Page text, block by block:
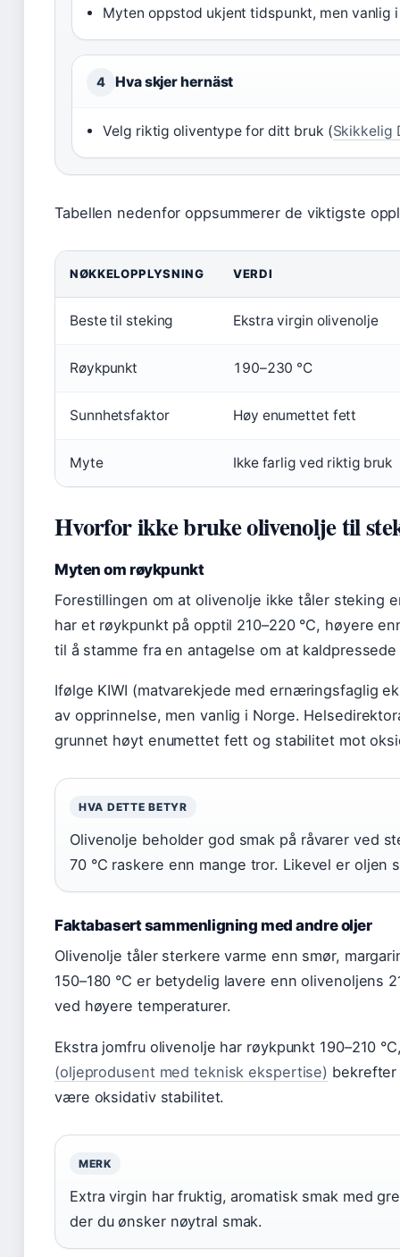
Myten oppstod ukjent tidspunkt, men vanlig
4 Hva skjer hernäst
Velg riktig oliventype for ditt bruk (Skikkelig
Tabellen nedenfor oppsummerer de viktigste
NØKKELOPPLYSNING VERDI
Beste til steking Ekstra virgin olivenolje
Røykpunkt 190–230 °C
Sunnhetsfaktor Høy enumettet fett
Myte Ikke farlig ved riktig bruk
Hvorfor ikke bruke olivenolje til
Myten om røykpunkt
Forestillingen om at olivenolje ikke tåler steking
har et røykpunkt på opptil 210–220 °C, høyere
til å stamme fra en antagelse om at
Ifølge KIWI (matvarekjede med ernæringsfaglig
av opprinnelse, men vanlig i Norge.
grunnet høyt enumettet fett og stabilitet mot
HVA DETTE BETYR
Olivenolje beholder god smak på råvarer ved
70 °C raskere enn mange tror. Likevel er oljen
Faktabasert sammenligning med andre oljer
Olivenolje tåler sterkere varme enn smør,
150–180 °C er betydelig lavere enn olivenoljens
ved høyere temperaturer.
Ekstra jomfru olivenolje har røykpunkt 190–210
(oljeprodusent med teknisk ekspertise) bekrefter
være oksidativ stabilitet.
MERK
Extra virgin har fruktig, aromatisk smak med
der du ønsker nøytral smak.